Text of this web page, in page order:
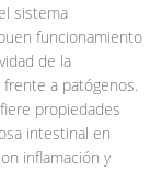
sistema
funcionamiento
de la
a patógenos.
propiedades
intestinal en
inflamación y